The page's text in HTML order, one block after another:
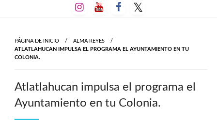
al
PÁGINA DE INICIO
ALMA REYES
ATLATLAHUCAN IMPULSA EL PROGRAMA EL AYUNTAMIENTO EN TU
COLONIA.
Atlatlahucan impulsa el programa el
Ayuntamiento en tu Colonia.